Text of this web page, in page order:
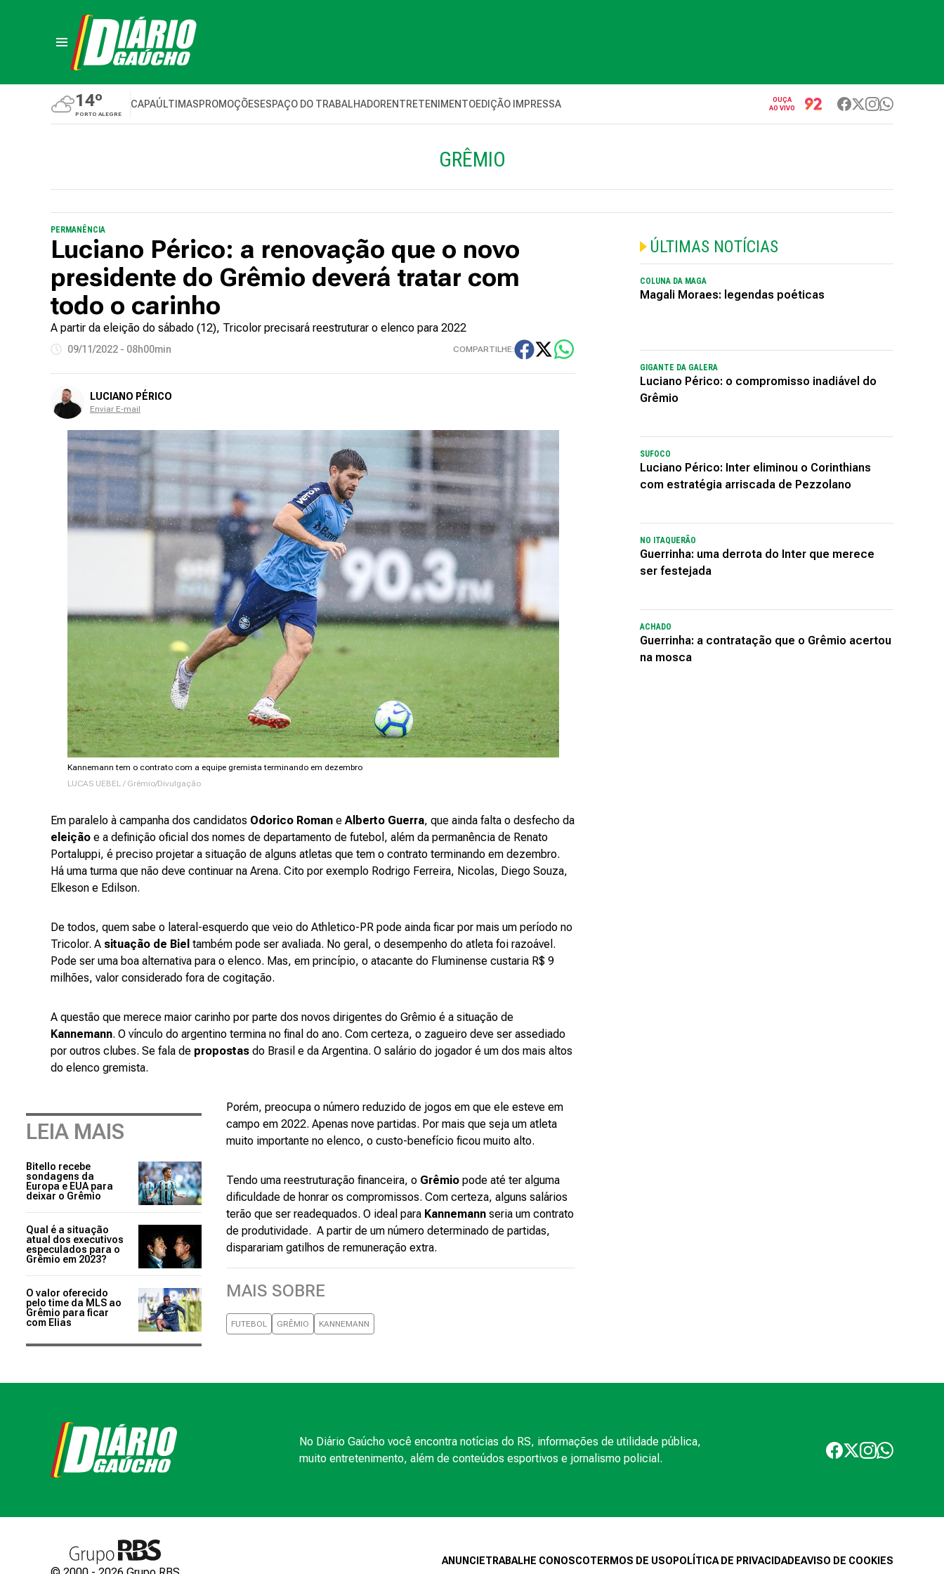
14º
PORTO ALEGRE
CAPAÚLTIMASPROMOÇÕESESPAÇO DO TRABALHADORENTRETENIMENTOEDIÇÃO IMPRESSA
OUÇA
AO VIVO
GRÊMIO
PERMANÊNCIA
Luciano Périco: a renovação que o novo
presidente do Grêmio deverá tratar com
todo o carinho
A partir da eleição do sábado (12), Tricolor precisará reestruturar o elenco para 2022
09/11/2022 - 08h00min COMPARTILHE:
LUCIANO PÉRICO
Enviar E-mail
Kannemann tem o contrato com a equipe gremista terminando em dezembro
LUCAS UEBEL / Grêmio/Divulgação
Em paralelo à campanha dos candidatos Odorico Roman e Alberto Guerra, que ainda falta o desfecho da
eleição e a definição oficial dos nomes de departamento de futebol, além da permanência de Renato
Portaluppi, é preciso projetar a situação de alguns atletas que tem o contrato terminando em dezembro.
Há uma turma que não deve continuar na Arena. Cito por exemplo Rodrigo Ferreira, Nicolas, Diego Souza,
Elkeson e Edilson.
De todos, quem sabe o lateral-esquerdo que veio do Athletico-PR pode ainda ficar por mais um período no
Tricolor. A situação de Biel também pode ser avaliada. No geral, o desempenho do atleta foi razoável.
Pode ser uma boa alternativa para o elenco. Mas, em princípio, o atacante do Fluminense custaria R$ 9
milhões, valor considerado fora de cogitação.
A questão que merece maior carinho por parte dos novos dirigentes do Grêmio é a situação de
Kannemann. O vínculo do argentino termina no final do ano. Com certeza, o zagueiro deve ser assediado
por outros clubes. Se fala de propostas do Brasil e da Argentina. O salário do jogador é um dos mais altos
do elenco gremista.
LEIA MAIS
Bitello recebe
sondagens da
Europa e EUA para
deixar o Grêmio
Qual é a situação
atual dos executivos
especulados para o
Grêmio em 2023?
O valor oferecido
pelo time da MLS ao
Grêmio para ficar
com Elias
Porém, preocupa o número reduzido de jogos em que ele esteve em
campo em 2022. Apenas nove partidas. Por mais que seja um atleta
muito importante no elenco, o custo-benefício ficou muito alto.
Tendo uma reestruturação financeira, o Grêmio pode até ter alguma
dificuldade de honrar os compromissos. Com certeza, alguns salários
terão que ser readequados. O ideal para Kannemann seria um contrato
de produtividade. A partir de um número determinado de partidas,
disparariam gatilhos de remuneração extra.
MAIS SOBRE
FUTEBOL GRÊMIO KANNEMANN
ÚLTIMAS NOTÍCIAS
COLUNA DA MAGA
Magali Moraes: legendas poéticas
GIGANTE DA GALERA
Luciano Périco: o compromisso inadiável do
Grêmio
SUFOCO
Luciano Périco: Inter eliminou o Corinthians
com estratégia arriscada de Pezzolano
NO ITAQUERÃO
Guerrinha: uma derrota do Inter que merece
ser festejada
ACHADO
Guerrinha: a contratação que o Grêmio acertou
na mosca
No Diário Gaúcho você encontra notícias do RS, informações de utilidade pública,
muito entretenimento, além de conteúdos esportivos e jornalismo policial.
ANUNCIETRABALHE CONOSCOTERMOS DE USO POLÍTICA DE PRIVACIDADEAVISO DE COOKIES